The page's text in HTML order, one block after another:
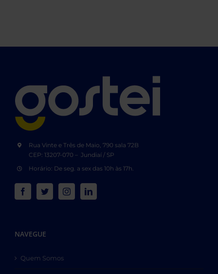
Rua Vinte e Três de Maio, 790 sala 72B
CEP: 13207-070 – Jundiaí / SP
Horário: De seg. a sex das 10h às 17h.
NAVEGUE
Quem Somos